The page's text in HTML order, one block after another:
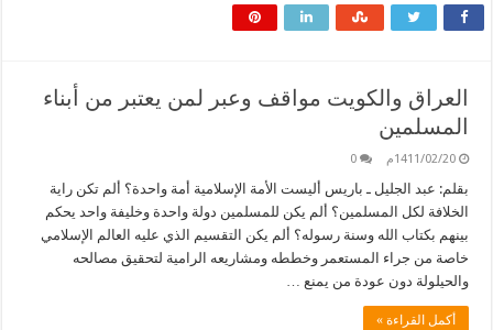
العراق والكويت مواقف وعبر لمن يعتبر من أبناء
المسلمين
1411/02/20م 0
بقلم: عبد الجليل ـ باريس أليست الأمة الإسلامية أمة واحدة؟ ألم تكن راية
الخلافة لكل المسلمين؟ ألم يكن للمسلمين دولة واحدة وخليفة واحد يحكم
بينهم بكتاب الله وسنة رسوله؟ ألم يكن التقسيم الذي عليه العالم الإسلامي
خاصة من جراء المستعمر وخططه ومشاريعه الرامية لتحقيق مصالحه
والحيلولة دون عودة من يمنع …
أكمل القراءة »